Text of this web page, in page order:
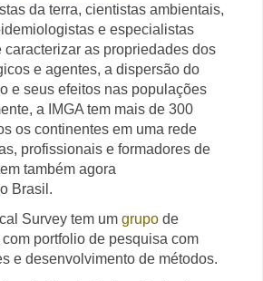
da terra, cientistas ambientais,
e especialistas
caracterizar as propriedades dos
e agentes, a dispersão do
e seus efeitos nas populações
a IMGA tem mais de 300
os continentes em uma rede
profissionais e formadores de
também agora
Brasil.
Survey tem um grupode
portfolio de pesquisa com
e desenvolvimento de métodos.